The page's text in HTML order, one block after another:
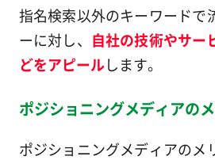
指名検索以外のキーワードで
ーに対し、 自社の技術やサー
どをアピールします。
ポジショニングメディアの
ポジショニングメディアのメ